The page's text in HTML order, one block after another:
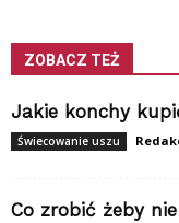
ZOBACZ TEŻ
Jakie konchy
Świecowanie uszu
Co zrobić żeby